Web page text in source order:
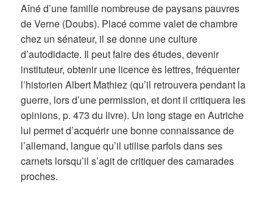
Aîné d’une famille nombreuse de paysans pauvres
de Verne (Doubs). Placé comme valet de chambre
chez un sénateur, il se donne une culture
d’autodidacte. Il peut faire des études, devenir
instituteur, obtenir une licence ès lettres, fréquenter
l’historien Albert Mathiez (qu’il retrouvera pendant la
guerre, lors d’une permission, et dont il critiquera les
opinions, p. 473 du livre). Un long stage en Autriche
lui permet d’acquérir une bonne connaissance de
l’allemand, langue qu’il utilise parfois dans ses
carnets lorsqu’il s’agit de critiquer des camarades
proches.